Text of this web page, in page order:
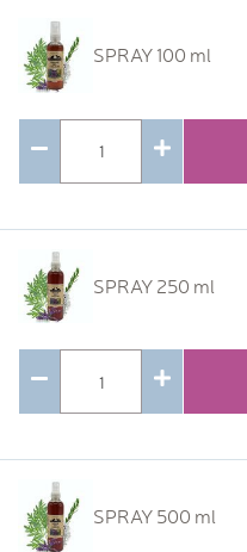
SPRAY 100 ml
SPRAY 250 ml
SPRAY 500 ml